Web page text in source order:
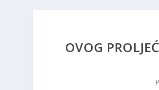
OVOG